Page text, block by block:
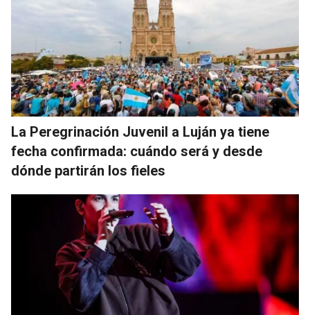
La Peregrinación Juvenil a Luján ya tiene
fecha confirmada: cuándo será y desde
dónde partirán los fieles